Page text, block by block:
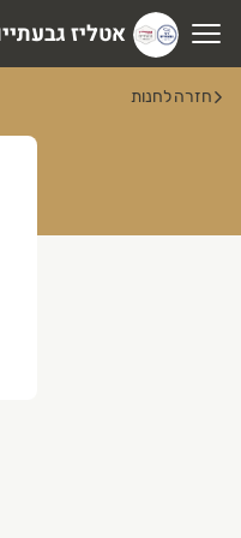
אטליז גבעתיים
אטליז
חזרה לחנות